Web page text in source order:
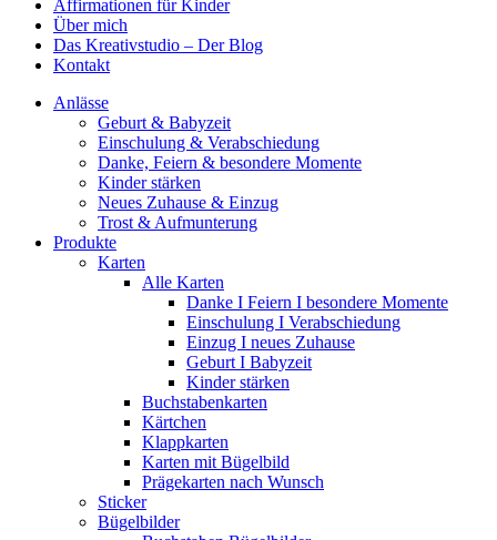
Affirmationen für Kinder
Über mich
Das Kreativstudio – Der Blog
Kontakt
Anlässe
Geburt & Babyzeit
Einschulung & Verabschiedung
Danke, Feiern & besondere Momente
Kinder stärken
Neues Zuhause & Einzug
Trost & Aufmunterung
Produkte
Karten
Alle Karten
Danke I Feiern I besondere Momente
Einschulung I Verabschiedung
Einzug I neues Zuhause
Geburt I Babyzeit
Kinder stärken
Buchstabenkarten
Kärtchen
Klappkarten
Karten mit Bügelbild
Prägekarten nach Wunsch
Sticker
Bügelbilder